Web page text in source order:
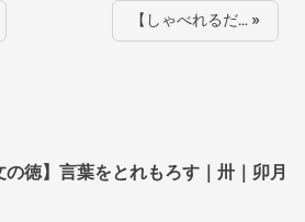
【しゃべれるだ… »
の徳】言葉をとれもろす｜卅｜卯月